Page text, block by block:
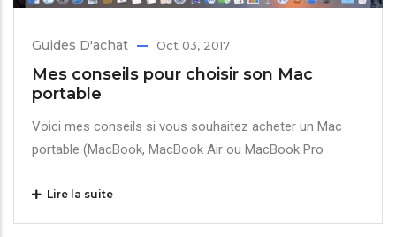
Guides D'achat Oct 03, 2017
Mes conseils pour choisir son Mac
portable
Voici mes conseils si vous souhaitez acheter un Mac
portable (MacBook, MacBook Air ou MacBook Pro
Lire la suite